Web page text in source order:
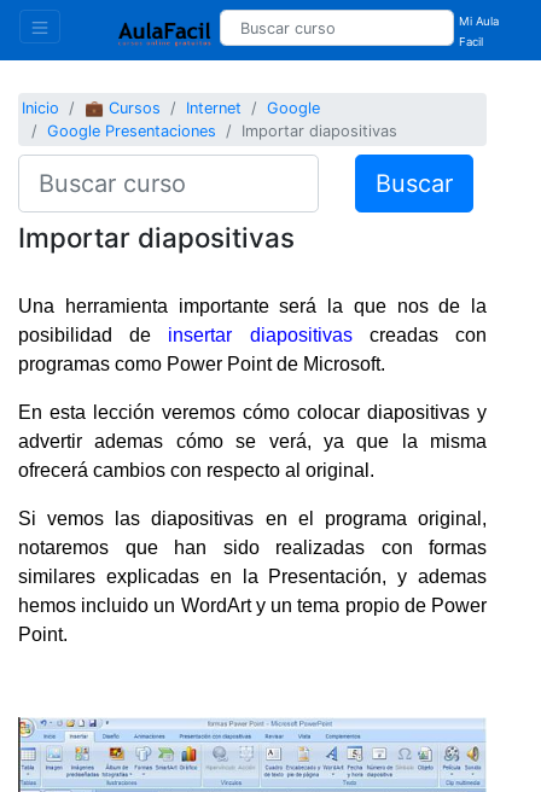
Mi Aula
Facil
Inicio 💼 Cursos Internet
Google
Google Presentaciones
Importar diapositivas
Buscar
Importar diapositivas
Una herramienta importante será la que nos de la
posibilidad de insertar diapositivascreadas con
programas como Power Point de Microsoft.
En esta lección veremos cómo colocar diapositivas y
advertir ademas cómo se verá, ya que la misma
ofrecerá cambios con respecto al original.
Si vemos las diapositivas en el programa original,
notaremos que han sido realizadas con formas
similares explicadas en la Presentación, y ademas
hemos incluido un WordArt y un tema propio de Power
Point.